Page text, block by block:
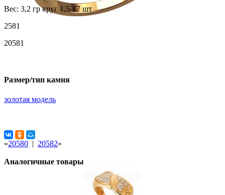
Вес: 3,2 гр круг 1,5-17 шт
2581
20581
Размер/тип камня
золотая модель
«20580 | 20582»
Аналогичные товары